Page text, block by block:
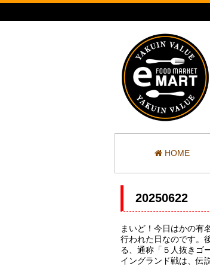
HOME
20250622
まいど！今日はかの有
行われた日なのです。
る、通称「５人抜きゴ
イングランド戦は、伝